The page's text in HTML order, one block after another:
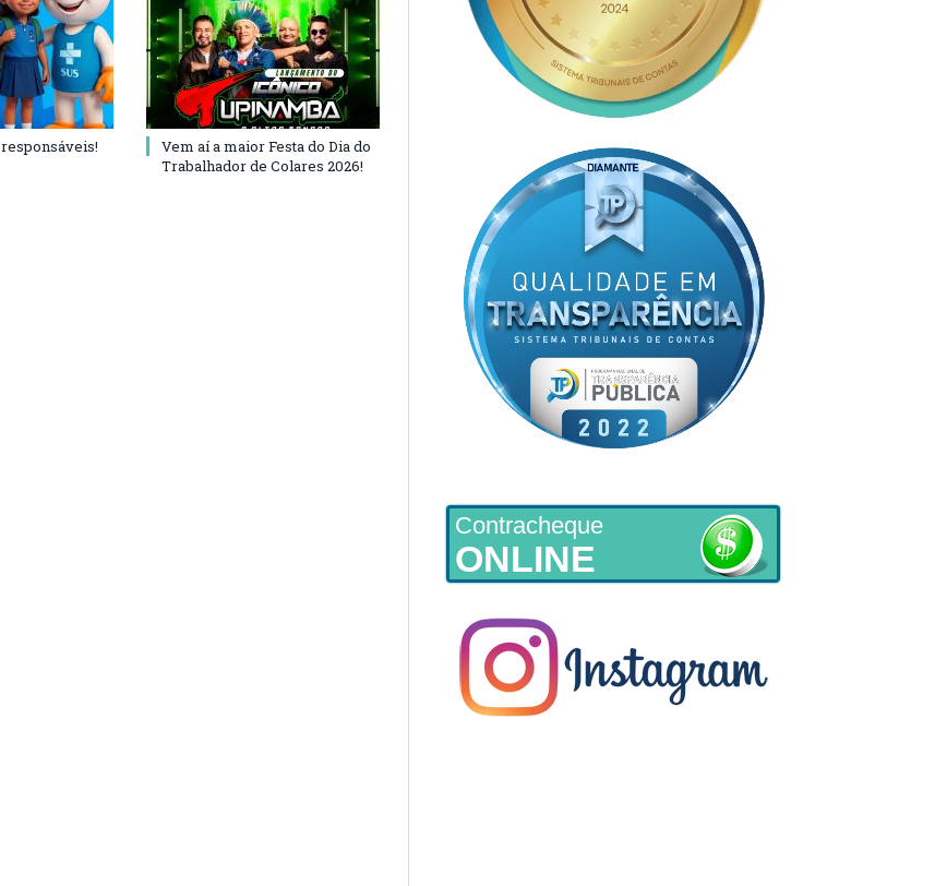
Vem aí a maior Festa do Dia do
Trabalhador de Colares 2026!
Contracheque
ONLINE